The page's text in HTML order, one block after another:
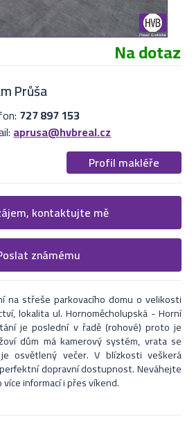
Na dotaz
Průša
727 897 153
aprusa@hvbreal.cz
Profil makléře
informací
Upřesněte, co by Vás zajímalo. V
kontaktují.
kontaktujte mě
na uvedený email
známému
na střeše parkovacího domu o velikosti
lokalita ul. Hornoměcholupská - Horní
je poslední v řadě (rohové) proto je
dům má kamerový systém, vrata se
osvětlený večer. V blízkosti veškerá
dopravní dostupnost. Neváhejte
informací i přes víkend.